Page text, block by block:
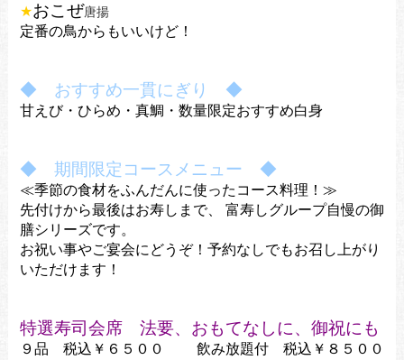
★おこぜ唐揚
定番の鳥からもいいけど！
◆ おすすめ一貫にぎり ◆
甘えび・ひらめ・真鯛・ 数量限定おすすめ白身
◆ 期間限定コースメニュー ◆
≪季節の食材をふんだんに使ったコース料理！≫
先付けから最後はお寿しまで、
富寿しグループ自慢の御
膳シリーズです。
お祝い事やご宴会にどうぞ！ 予約なしでもお召し上がり
いただけます！
特選寿司会席 法要、おもてなしに、御祝にも
９品 税込￥６５００ 飲み放題付 税込￥８５００